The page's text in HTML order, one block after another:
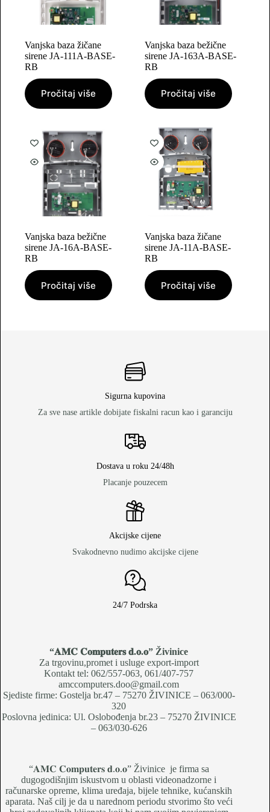
Vanjska baza žičane
sirene JA-111A-BASE-
RB
Pročitaj više
Vanjska baza bežične
sirene JA-163A-BASE-
RB
Pročitaj više
Vanjska baza bežične
sirene JA-16A-BASE-
RB
Pročitaj više
Vanjska baza žičane
sirene JA-11A-BASE-
RB
Pročitaj više
Sigurna kupovina
Za sve nase artikle dobijate fiskalni racun kao i garanciju
Dostava u roku 24/48h
Placanje pouzecem
Akcijske cijene
Svakodnevno nudimo akcijske cijene
24/7 Podrska
“𝐀𝐌𝐂 𝐂𝐨𝐦𝐩𝐮𝐭𝐞𝐫𝐬 𝐝.𝐨.𝐨” Živinice
Za trgovinu,promet i usluge export-import
Kontakt tel: 062/557-063, 061/407-757
amccomputers.doo@gmail.com
Sjediste firme: Gostelja br.47 – 75270 ŽIVINICE – 063/000-
320
Poslovna jedinica: Ul. Oslobođenja br.23 – 75270 ŽIVINICE
– 063/030-626
“𝐀𝐌𝐂 𝐂𝐨𝐦𝐩𝐮𝐭𝐞𝐫𝐬 𝐝.𝐨.𝐨” Živinice je firma sa
dugogodišnjim iskustvom u oblasti videonadzorne i
računarske opreme, klima uređaja, bijele tehnike, kućanskih
aparata. Naš cilj je da u narednom periodu stvorimo što veći